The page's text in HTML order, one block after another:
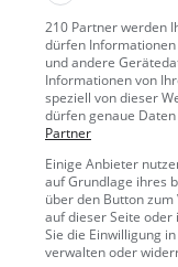
210 Partner werden
dürfen Informationen
und andere
Informationen von
speziell von dieser
dürfen genaue
Partner
Einige Anbieter
auf Grundlage ihres
über den Button
auf dieser Seite oder
Sie die Einwilligung
verwalten oder